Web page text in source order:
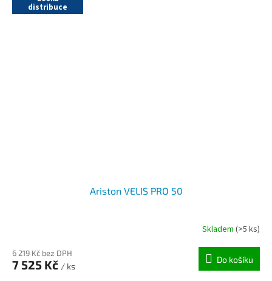
distribuce
Ariston VELIS PRO 50
Skladem (>5 ks)
6 219 Kč bez DPH
7 525 Kč / ks
Do košíku